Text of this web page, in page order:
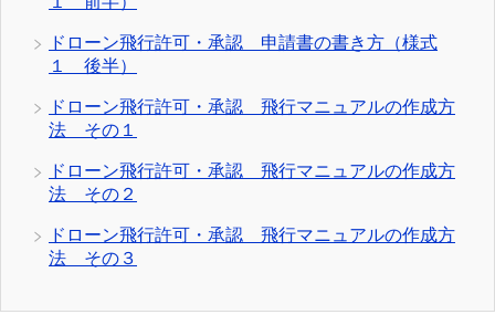
ドローン飛行許可・承認 申請書の書き方（様式
１ 後半）
ドローン飛行許可・承認 飛行マニュアルの作成方
法 その１
ドローン飛行許可・承認 飛行マニュアルの作成方
法 その２
ドローン飛行許可・承認 飛行マニュアルの作成方
法 その３